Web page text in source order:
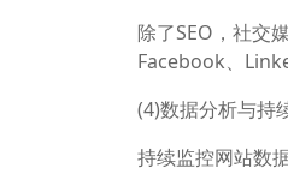
除了SEO，社交
Facebook、
(4)数据分析与持
持续监控网站数